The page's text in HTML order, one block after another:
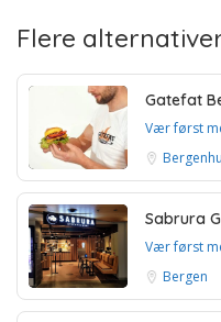
Flere
Gatefat
Vær først
Sabrura
Vær først
Bergen